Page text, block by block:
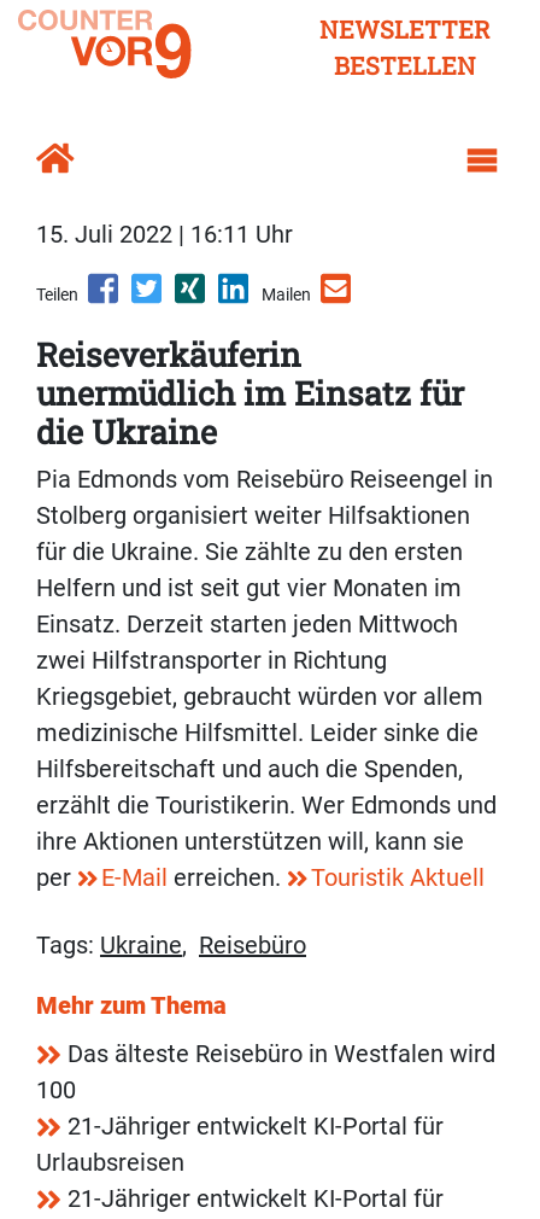
NEWSLETTER
BESTELLEN
15. Juli 2022 | 16:11 Uhr
Teilen Mailen
Reiseverkäuferin
unermüdlich im Einsatz für
die Ukraine
Pia Edmonds vom Reisebüro Reiseengel in
Stolberg organisiert weiter Hilfsaktionen
für die Ukraine. Sie zählte zu den ersten
Helfern und ist seit gut vier Monaten im
Einsatz. Derzeit starten jeden Mittwoch
zwei Hilfstransporter in Richtung
Kriegsgebiet, gebraucht würden vor allem
medizinische Hilfsmittel. Leider sinke die
Hilfsbereitschaft und auch die Spenden,
erzählt die Touristikerin. Wer Edmonds und
ihre Aktionen unterstützen will, kann sie
per
E-Mail erreichen. Touristik Aktuell
Tags: Ukraine, Reisebüro
Mehr zum Thema
Das älteste Reisebüro in Westfalen wird
100
21-Jähriger entwickelt KI-Portal für
Urlaubsreisen
21-Jähriger entwickelt KI-Portal für